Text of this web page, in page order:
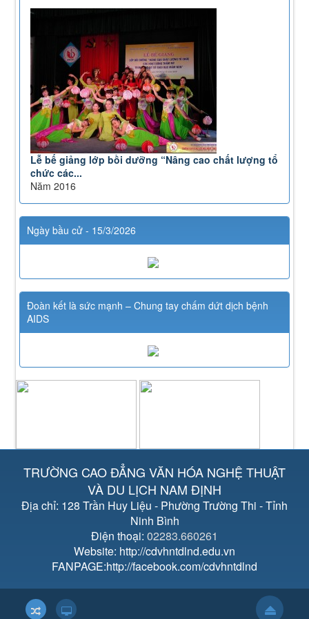
Lễ bế giảng lớp bồi dưỡng “Nâng cao chất lượng tổ
chức các...
Năm 2016
Ngày bầu cử - 15/3/2026
Đoàn kết là sức mạnh – Chung tay chấm dứt dịch bệnh
AIDS
TRƯỜNG CAO ĐẲNG VĂN HÓA NGHỆ THUẬT
VÀ DU LỊCH NAM ĐỊNH
Địa chỉ: 128 Trần Huy Liệu - Phường Trường Thi - Tỉnh
Ninh Bình
Điện thoại: 02283.660261
Website: http://cdvhntdlnd.edu.vn
FANPAGE:http://facebook.com/cdvhntdlnd